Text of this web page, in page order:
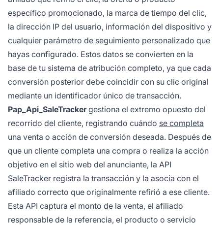
específico promocionado, la marca de tiempo del clic,
la dirección IP del usuario, información del dispositivo y
cualquier parámetro de seguimiento personalizado que
hayas configurado. Estos datos se convierten en la
base de tu sistema de atribución completo, ya que cada
conversión posterior debe coincidir con su clic original
mediante un identificador único de transacción.
Pap_Api_SaleTrackergestiona el extremo opuesto del
recorrido del cliente, registrando cuándo se completa
una venta o acción de conversión deseada. Después de
que un cliente completa una compra o realiza la acción
objetivo en el sitio web del anunciante, la API
SaleTracker registra la transacción y la asocia con el
afiliado correcto que originalmente refirió a ese cliente.
Esta API captura el monto de la venta, el afiliado
responsable de la referencia, el producto o servicio